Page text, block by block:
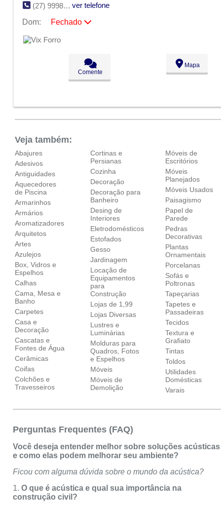
(27) 9998-7999
ver telefone
Dom:
Fechado
Seg:
Ter:
09:00 - 18:00
09:00 - 18:00
Fechado
Comente
Mapa
Veja também:
Abajures
Adesivos
Antiguidades
Aquecedores
de Piscina
Armarinhos
Armários
Aromatizadores
Arquitetos
Artes
Azulejos
Box, Vidros e
Espelhos
Calhas
Cama, Mesa e
Banho
Carpetes
Casa e
Decoração
Cascatas e
Fontes de Água
Cerâmicas
Coifas
Colchões e
Travesseiros
Cortinas e
Persianas
Cozinha
Decoração
Decoração para
Banheiro
Desing de
Interiores
Eletrodomésticos
Estofados
Gesso
Jardinagem
Locação de
Equipamentos
para
Construção
Lojas de 1,99
Lojas Diversas
Lustres e
Luminárias
Molduras para
Quadros, Fotos
e Espelhos
Móveis
Móveis de
Demolição
Móveis de
Escritórios
Móveis
Planejados
Móveis Usados
Paisagismo
Papel de
Parede
Pedras
Decorativas
Plantas
Ornamentais
Porcelanas
Sofás e
Poltronas
Tapeçarias
Tapetes e
Passadeiras
Tecidos
Textura e
Grafiato
Tintas
Toldos
Utilidades
Domésticas
Varais
Perguntas Frequentes (FAQ)
Você deseja entender melhor sobre soluções acústicas
e como elas podem melhorar seu ambiente?
Ficou com alguma dúvida sobre o mundo da acústica?
1.O que é acústica e qual sua importância na
construção civil?